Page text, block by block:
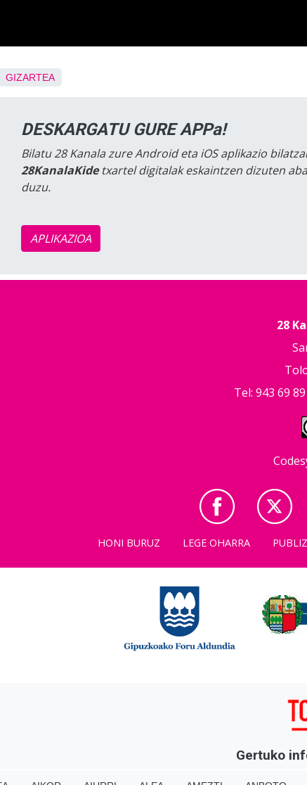
GIZARTEA
DESKARGATU GURE APPa!
Bilatu 28 Kanala zure Android eta iOS aplikazio
28KanalaKidetxartel digitalak eskaintzen dizuten
duzu.
APLIKAZIOA
28
Tel: 943 69
HONI BURUZ LEGE OHARRA
Gertuko